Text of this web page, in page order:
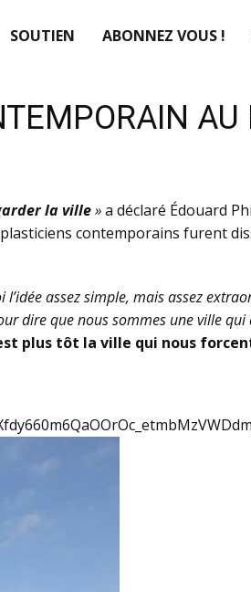
SOUTIEN ABONNEZ VOUS !
AU
la ville»a déclaré Édouard
contemporains furent
assez simple, mais assez
dire que nous sommes une ville
plus tôt la ville qui nous